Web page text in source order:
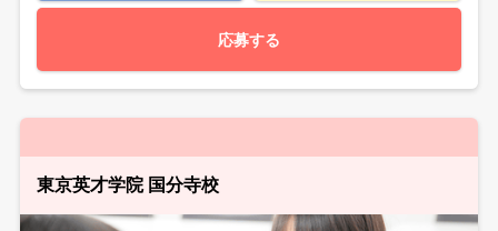
応募する
東京英才学院 国分寺校